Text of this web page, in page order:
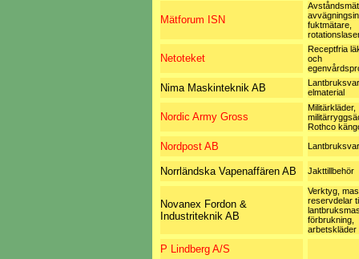
Mätforum ISN
fuktmätare,
Netoteket
Receptfria
och
Nima Maskinteknik AB
elmaterial
Nordic Army Gross
Militärkläder,
Rothco
Nordpost AB
Norrländska Vapenaffären AB Jakttillbehör
Novanex Fordon &
Industriteknik AB
Verktyg,
reservdelar
förbrukning,
arbetskläder
P Lindberg A/S